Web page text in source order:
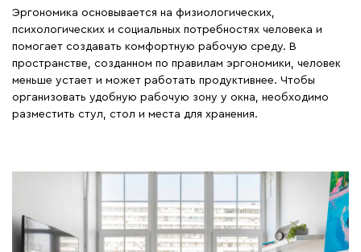
Эргономика основывается на физиологических,
психологических и социальных потребностях человека и
помогает создавать комфортную рабочую среду. В
пространстве, созданном по правилам эргономики, человек
меньше устает и может работать продуктивнее. Чтобы
организовать удобную рабочую зону у окна, необходимо
разместить стул, стол и места для хранения.